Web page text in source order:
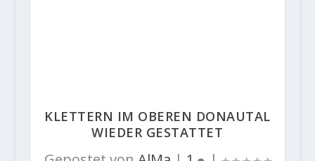
KLETTERN IM OBEREN DONAUTAL
WIEDER GESTATTET